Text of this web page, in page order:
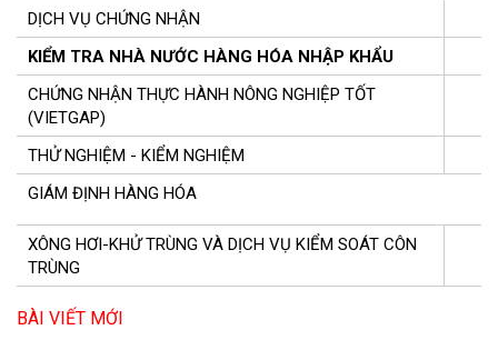
DỊCH VỤ CHỨNG NHẬN
KIỂM TRA NHÀ NƯỚC HÀNG HÓA NHẬP KHẨU
CHỨNG NHẬN THỰC HÀNH NÔNG NGHIỆP TỐT
(VIETGAP)
THỬ NGHIỆM - KIỂM NGHIỆM
GIÁM ĐỊNH HÀNG HÓA
XÔNG HƠI-KHỬ TRÙNG VÀ DỊCH VỤ KIỂM SOÁT CÔN
TRÙNG
BÀI VIẾT MỚI